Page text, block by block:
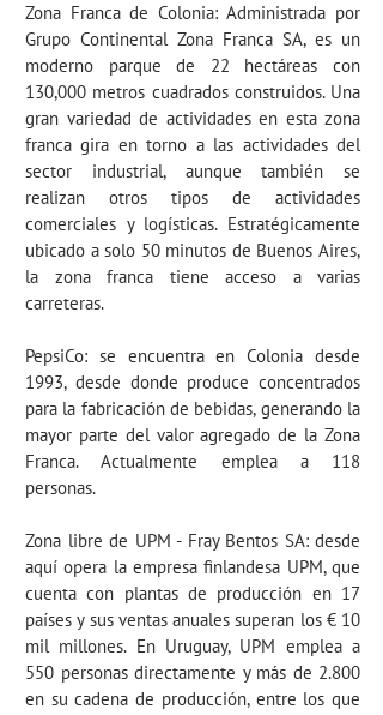
Zona Franca de Colonia:Administrada por
Grupo Continental Zona Franca SA, es un
moderno parque de 22 hectáreas con
130,000 metros cuadrados construidos. Una
gran variedad de actividades en esta zona
franca gira en torno a las actividades del
sector industrial, aunque también se
realizan otros tipos de actividades
comerciales y logísticas. Estratégicamente
ubicado a solo 50 minutos de Buenos Aires,
la zona franca tiene acceso a varias
carreteras.
PepsiCo: se encuentra en Colonia desde
1993, desde donde produce concentrados
para la fabricación de bebidas, generando la
mayor parte del valor agregado de la Zona
Franca. Actualmente emplea a 118
personas.
Zona libre de UPM - Fray Bentos SA:desde
aquí opera la empresa finlandesa UPM, que
cuenta con plantas de producción en 17
países y sus ventas anuales superan los € 10
mil millones. En Uruguay, UPM emplea a
550 personas directamente y más de 2.800
en su cadena de producción, entre los que